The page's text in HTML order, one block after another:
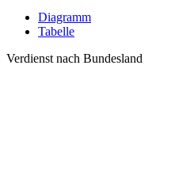
Diagramm
Tabelle
Verdienst nach Bundesland